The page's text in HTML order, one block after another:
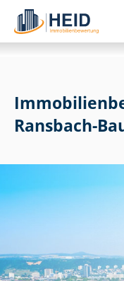
Ransbach-